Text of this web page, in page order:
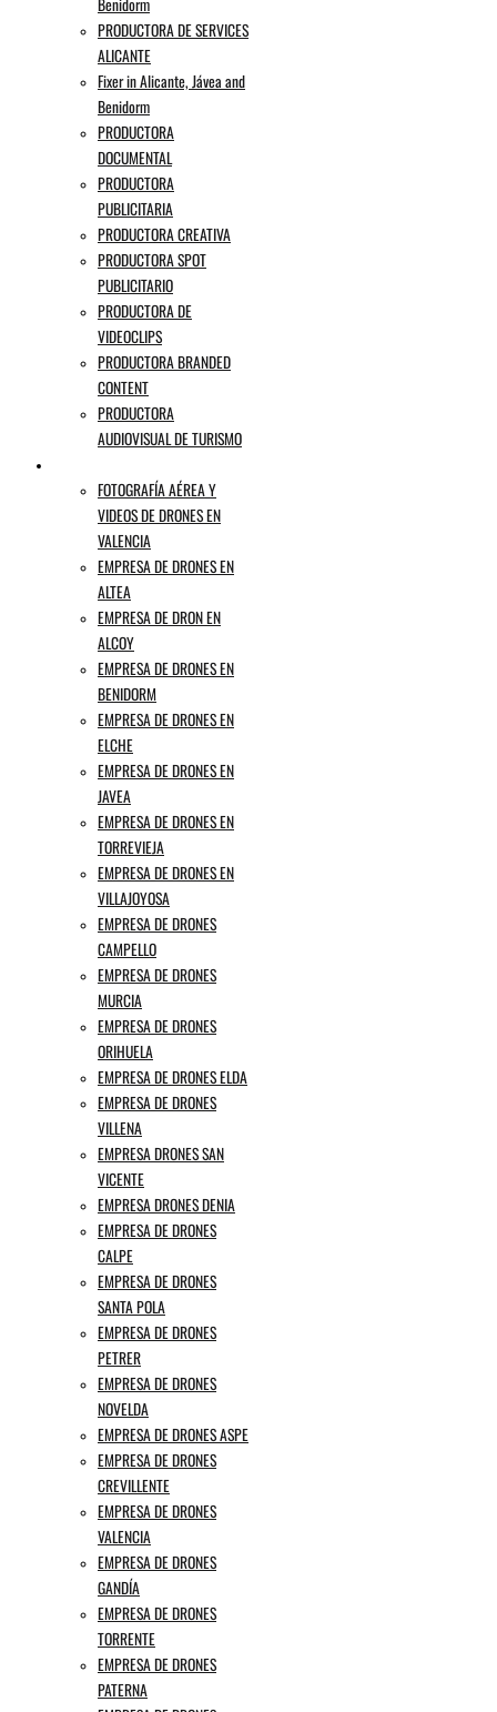
PRODUCTORA DE SERVICES
ALICANTE
Fixer in Alicante, Jávea and
Benidorm
PRODUCTORA
DOCUMENTAL
PRODUCTORA
PUBLICITARIA
PRODUCTORA CREATIVA
PRODUCTORA SPOT
PUBLICITARIO
PRODUCTORA DE
VIDEOCLIPS
PRODUCTORA BRANDED
CONTENT
PRODUCTORA
AUDIOVISUAL DE TURISMO
FOTOGRAFÍA AÉREA Y
VIDEOS DE DRONES EN
VALENCIA
EMPRESA DE DRONES EN
ALTEA
EMPRESA DE DRON EN
ALCOY
EMPRESA DE DRONES EN
BENIDORM
EMPRESA DE DRONES EN
ELCHE
EMPRESA DE DRONES EN
JAVEA
EMPRESA DE DRONES EN
TORREVIEJA
EMPRESA DE DRONES EN
VILLAJOYOSA
EMPRESA DE DRONES
CAMPELLO
EMPRESA DE DRONES
MURCIA
EMPRESA DE DRONES
ORIHUELA
EMPRESA DE DRONES ELDA
EMPRESA DE DRONES
VILLENA
EMPRESA DRONES SAN
VICENTE
EMPRESA DRONES DENIA
EMPRESA DE DRONES
CALPE
EMPRESA DE DRONES
SANTA POLA
EMPRESA DE DRONES
PETRER
EMPRESA DE DRONES
NOVELDA
EMPRESA DE DRONES ASPE
EMPRESA DE DRONES
CREVILLENTE
EMPRESA DE DRONES
VALENCIA
EMPRESA DE DRONES
GANDÍA
EMPRESA DE DRONES
TORRENTE
EMPRESA DE DRONES
PATERNA